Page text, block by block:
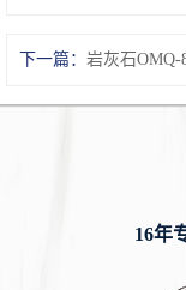
下一篇： 岩灰石OMQ-
16年